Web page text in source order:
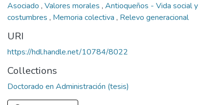
Asociado , Valores morales , Antioqueños - Vida social y
costumbres , Memoria colectiva , Relevo generacional
URI
https://hdl.handle.net/10784/8022
Collections
Doctorado en Administración (tesis)